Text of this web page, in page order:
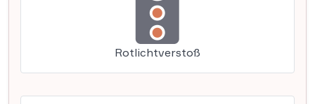
Rotlichtverstoß